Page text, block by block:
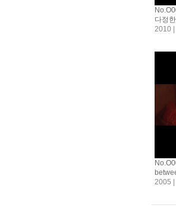
2010 |
2005 |